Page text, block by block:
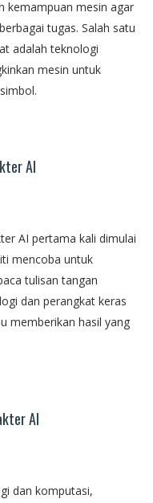
kemampuan mesin agar
tugas. Salah satu
adalah teknologi
mesin untuk
AI
AI pertama kali dimulai
mencoba untuk
tulisan tangan
dan perangkat keras
memberikan hasil yang
AI
dan komputasi,